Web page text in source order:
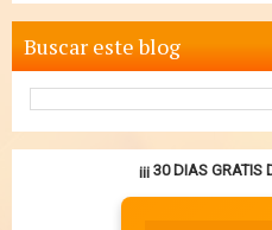
Buscar este blog
¡¡¡ 30 DIAS